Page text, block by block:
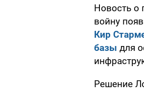
Новость о
войну
Кир
базы для
Решение